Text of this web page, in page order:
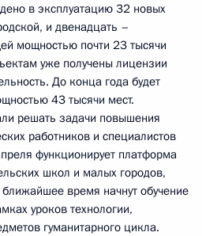
в эксплуатацию 32 новых
и двенадцать –
мощностью почти 23 тысячи
уже получены лицензии
До конца года будет
43 тысячи мест.
решать задачи повышения
работников и специалистов
функционирует платформа
школ и малых городов,
время начнут обучение
уроков технологии,
гуманитарного цикла.